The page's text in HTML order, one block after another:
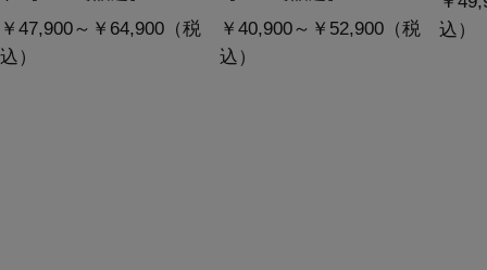
￥47,900～￥64,900（税
込）
￥40,900～￥52,900（税
込）
込）